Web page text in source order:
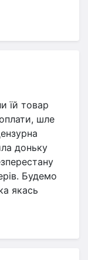
їй товар
шле
доньку
Будемо
якась